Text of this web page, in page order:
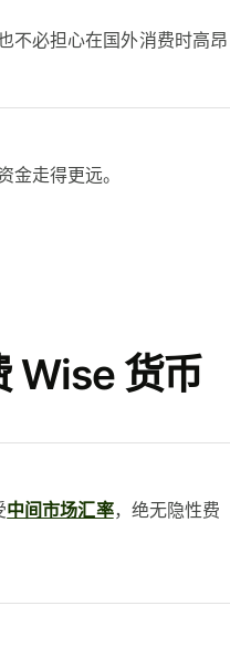
不必担心在国外消费时高昂
金走得更远。
Wise 货币
中间市场汇率，绝无隐性费